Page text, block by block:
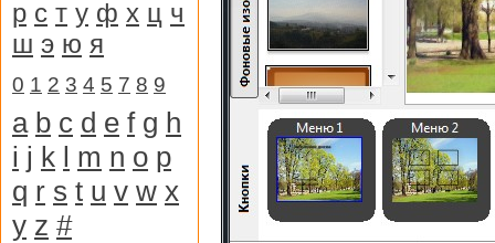
р с т у ф х ц ч
ш э ю я
0 1 2 3 4 5 7 8 9
a b c d e f g h
i j k l m n o p
q r s t u v w x
y z #